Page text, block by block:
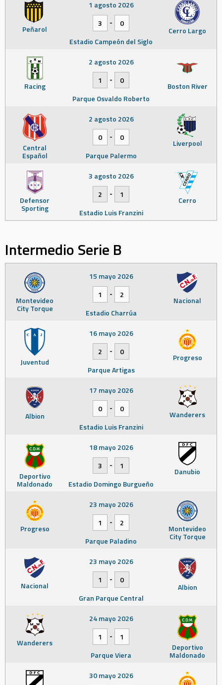
Peñarol Cerro Largo
1 agosto 2026
3
-
0
Estadio Campeón del Siglo
Racing Boston River
2 agosto 2026
1
-
0
Parque Osvaldo Roberto
Central
Español
Liverpool
2 agosto 2026
0
-
0
Parque Palermo
Defensor
Sporting
Cerro
3 agosto 2026
2
-
1
Estadio Luis Franzini
Intermedio Serie B
Montevideo
City Torque
Nacional
15 mayo 2026
1
-
2
Estadio Charrúa
Juventud Progreso
16 mayo 2026
2
-
0
Parque Artigas
Albion Wanderers
17 mayo 2026
0
-
0
Estadio Luis Franzini
Deportivo
Maldonado
Danubio
18 mayo 2026
3
-
1
Estadio Domingo Burgueño
Progreso Montevideo
City Torque
23 mayo 2026
1
-
2
Parque Paladino
Nacional Albion
23 mayo 2026
1
-
0
Gran Parque Central
Wanderers Deportivo
Maldonado
24 mayo 2026
1
-
1
Parque Viera
30 mayo 2026